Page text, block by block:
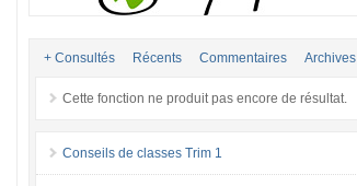
+ Consultés Récents Commentaires Archives
Cette fonction ne produit pas encore de résultat.
Conseils de classes Trim 1